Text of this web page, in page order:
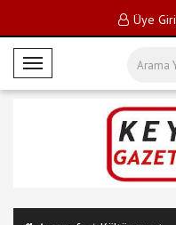
Üye
M
o